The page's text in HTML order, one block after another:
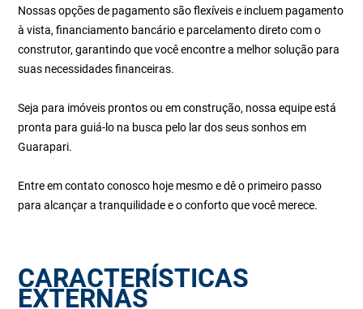
Nossas opções de pagamento são flexíveis e incluem pagamento
à vista, financiamento bancário e parcelamento direto com o
construtor, garantindo que você encontre a melhor solução para
suas necessidades financeiras.
Seja para imóveis prontos ou em construção, nossa equipe está
pronta para guiá-lo na busca pelo lar dos seus sonhos em
Guarapari.
Entre em contato conosco hoje mesmo e dê o primeiro passo
para alcançar a tranquilidade e o conforto que você merece.
CARACTERÍSTICAS
EXTERNAS